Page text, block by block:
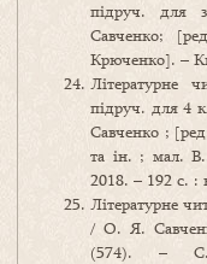
підруч. для
Савченко;
Крюченко]. –
Літературне
підруч. для 4
Савченко ;
та ін. ; мал.
2018. – 192 с. :
Літературне
/ О. Я.
(574). –